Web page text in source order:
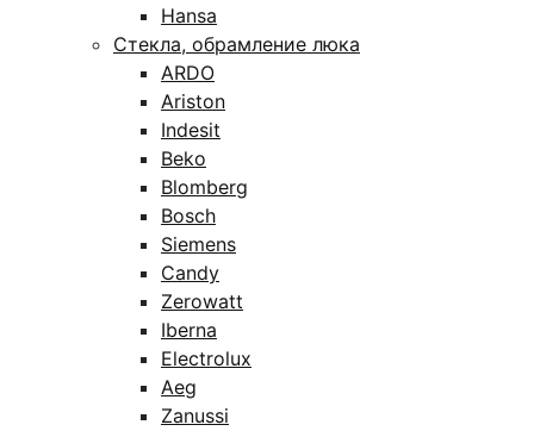
Hansa
Стекла, обрамление люка
ARDO
Ariston
Indesit
Beko
Blomberg
Bosch
Siemens
Candy
Zerowatt
Iberna
Electrolux
Aeg
Zanussi